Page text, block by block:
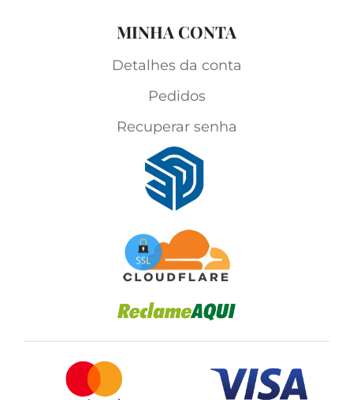
MINHA CONTA
Detalhes da conta
Pedidos
Recuperar senha